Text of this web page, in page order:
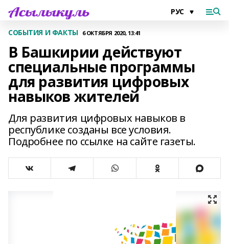
СОБЫТИЯ И ФАКТЫ 6 ОКТЯБРЯ 2020, 13:41
В Башкирии действуют
специальные программы
для развития цифровых
навыков жителей
Для развития цифровых навыков в
республике созданы все условия.
Подробнее по ссылке на сайте газеты.